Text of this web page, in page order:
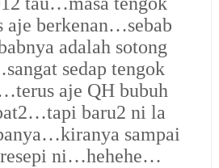
aje berkenan…sebab
adalah sotong
sedap tengok
aje QH bubuh
baru2 ni la
sampai
ni…hehehe…